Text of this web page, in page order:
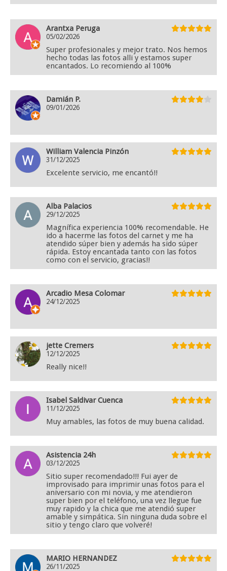
Arantxa Peruga
05/02/2026
Super profesionales y mejor trato. Nos hemos
hecho todas las fotos alli y estamos super
encantados. Lo recomiendo al 100%
Damián P.
09/01/2026
William Valencia Pinzón
31/12/2025
Excelente servicio, me encantó!!
Alba Palacios
29/12/2025
Magnífica experiencia 100% recomendable. He
ido a hacerme las fotos del carnet y me ha
atendido súper bien y además ha sido súper
rápida. Estoy encantada tanto con las fotos
como con el servicio, gracias!!
Arcadio Mesa Colomar
24/12/2025
jette Cremers
12/12/2025
Really nice!!
Isabel Saldivar Cuenca
11/12/2025
Muy amables, las fotos de muy buena calidad.
Asistencia 24h
03/12/2025
Sitio super recomendado!!! Fui ayer de
improvisado para imprimir unas fotos para el
aniversario con mi novia, y me atendieron
super bien por el teléfono, una vez llegue fue
muy rapido y la chica que me atendió super
amable y simpática. Sin ninguna duda sobre el
sitio y tengo claro que volveré!
MARIO HERNANDEZ
26/11/2025